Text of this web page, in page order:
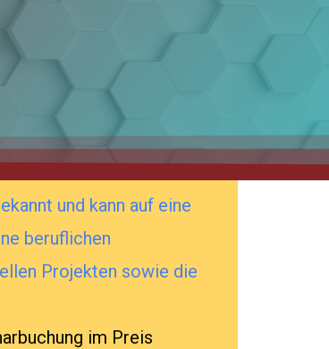
und kann auf eine
beruflichen
Projekten sowie die
im Preis